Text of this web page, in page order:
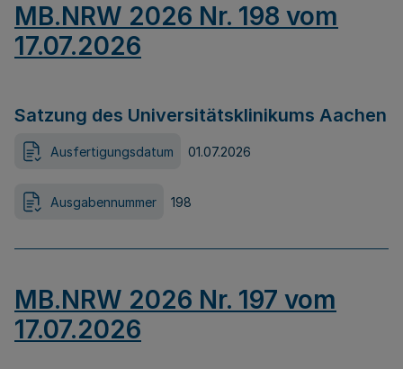
MB.NRW 2026 Nr. 198 vom
17.07.2026
Satzung des Universitätsklinikums Aachen
Ausfertigungsdatum 01.07.2026
Ausgabennummer 198
MB.NRW 2026 Nr. 197 vom
17.07.2026